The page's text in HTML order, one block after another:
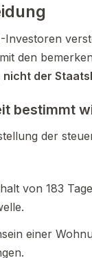
Investoren
den
der
bestimmt
der
von 183
einer